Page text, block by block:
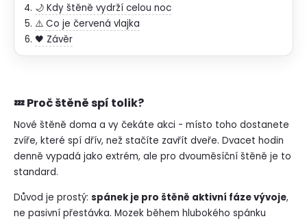
🌙 Kdy štěně vydrží celou noc
⚠️ Co je červená vlajka
🖤 Závěr
💤 Proč štěně spí tolik?
Nové štěně doma a vy čekáte akci - místo toho dostanete
zvíře, které spí dřív, než stačíte zavřít dveře. Dvacet hodin
denně vypadá jako extrém, ale pro dvouměsíční štěně je to
standard.
Důvod je prostý: spánek je pro štěně aktivní fáze vývoje,
ne pasivní přestávka. Mozek během hlubokého spánku
m